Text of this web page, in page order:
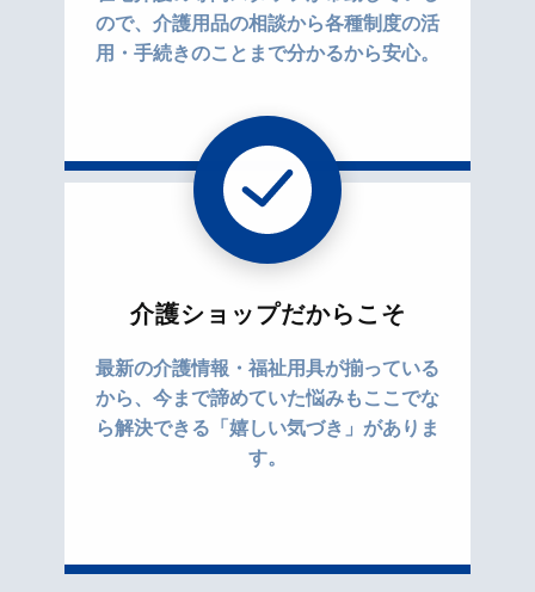
ので、介護用品の相談から各種制度の活
用・手続きのことまで分かるから安心。
介護ショップだからこそ
最新の介護情報・福祉用具が揃っている
から、今まで諦めていた悩みもここでな
ら解決できる「嬉しい気づき」がありま
す。